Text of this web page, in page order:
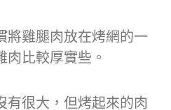
將雞腿肉放在烤網的一
肉比較厚實些。
有很大，但烤起來的肉